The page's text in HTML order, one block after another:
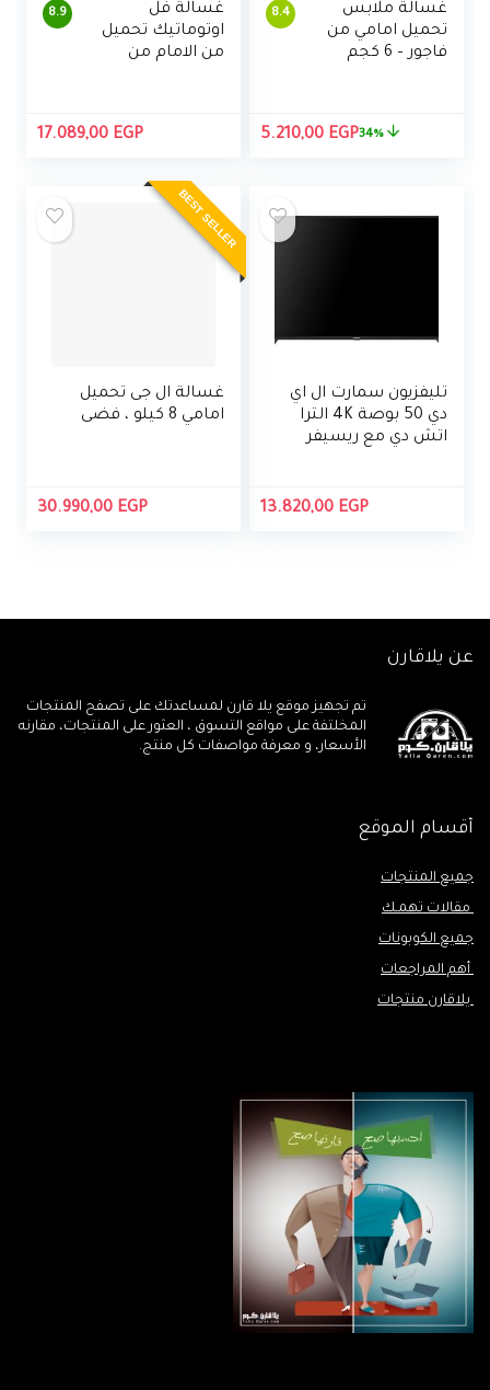
8.4
غسالة ملابس
تحميل امامي من
فاجور – 6 كجم
السعر5.210,00 EGP
السعر
5.210,00 EGP.
34%
8.9
غسالة فل
اوتوماتيك تحميل
من الامام من
17.089,00 EGP
تليفزيون سمارت ال اي
دي 50 بوصة 4K الترا
اتش دي مع ريسيفر
ومنفذين يو اس بي،13.820,00 EGP
BEST SELLER
غسالة ال جى تحميل
امامي 8 كيلو ، فضى
30.990,00 EGP
عن يلاقارن
تم تجهيز موقع يلا قارن لمساعدتك على تصفح المنتجات
المخلتفة على مواقع التسوق ، العثور على المنتجات، مقارنه
الأسعار، و معرفة مواصفات كل منتج.
أقسام الموقع
جميع المنتجات
مقالات تهمـك
جميع الكوبونات
أهم المراجعات
يلاقارن منتجات